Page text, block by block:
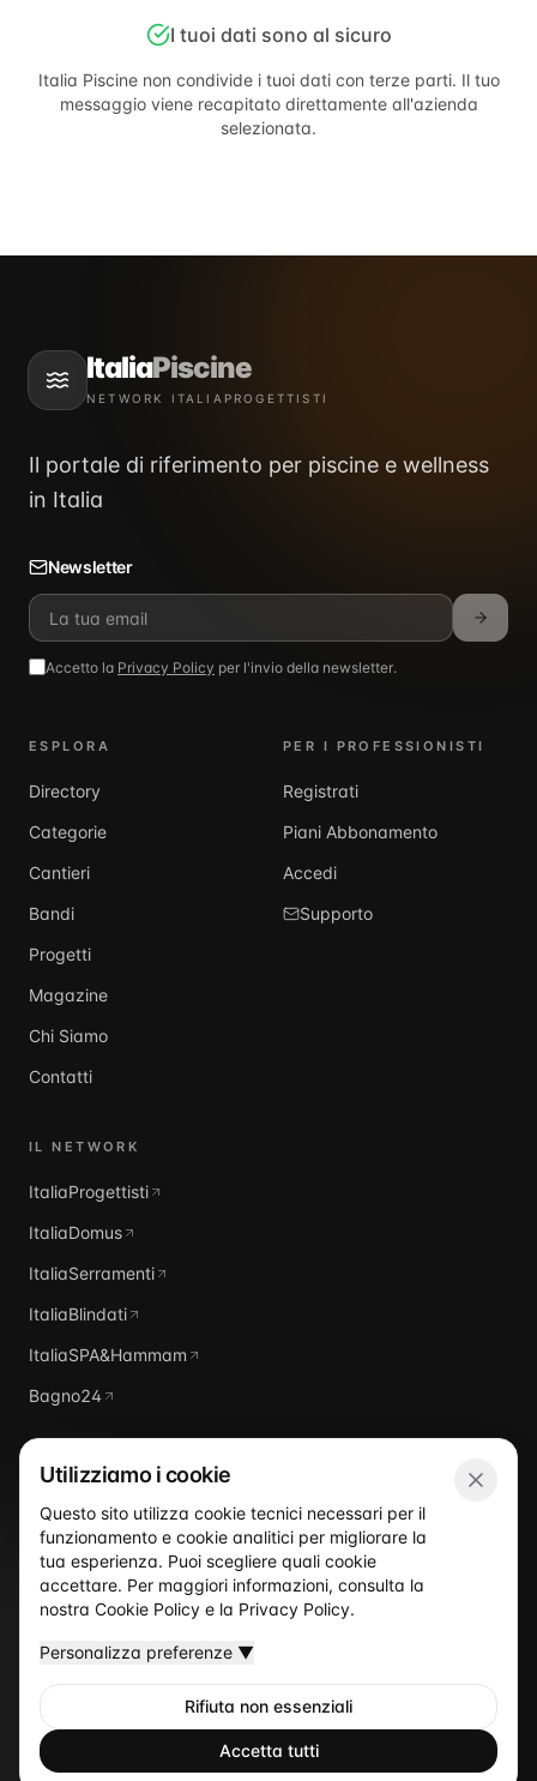
I tuoi dati sono al sicuro
Italia Piscinenon condivide i tuoi dati con terze parti. Il tuo
messaggio viene recapitato direttamente all'azienda
selezionata.
ItaliaPiscine
NETWORK ITALIAPROGETTISTI
Il portale di riferimento per piscine e wellness
in Italia
Newsletter
Accetto la Privacy Policy per l'invio della newsletter.
ESPLORA
Directory
Categorie
Cantieri
Bandi
Progetti
Magazine
Chi Siamo
Contatti
PER I PROFESSIONISTI
Registrati
Piani Abbonamento
Accedi
Supporto
IL NETWORK
ItaliaProgettisti
ItaliaDomus
ItaliaSerramenti
ItaliaBlindati
ItaliaSPA&Hammam
Bagno24
ItaliaPiscine
Privacy Policy Termini
Utilizziamo i cookie
Questo sito utilizza cookie tecnici necessari per il
funzionamento e cookie analitici per migliorare la
tua esperienza. Puoi scegliere quali cookie
accettare. Per maggiori informazioni, consulta la
nostra Cookie Policy e la Privacy Policy.
Personalizza preferenze ▼
Rifiuta non essenziali
Accetta tutti